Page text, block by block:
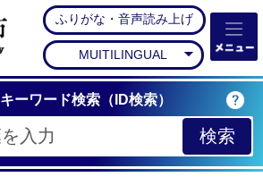
石岡市公式ホームペー
ふりがな・音声読み上げ
MUITILINGUAL
キーワード検索（ID検索）